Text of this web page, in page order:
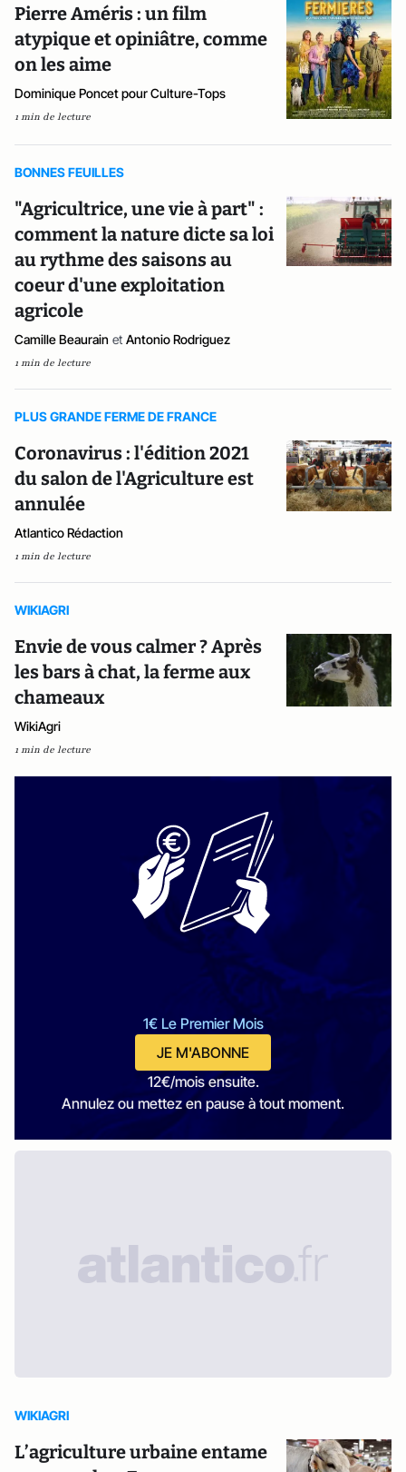
Pierre Améris : un film
atypique et opiniâtre, comme
on les aime
Dominique Poncet pour Culture-Tops
1 min de lecture
BONNES FEUILLES
"Agricultrice, une vie à part" :
comment la nature dicte sa loi
au rythme des saisons au
coeur d'une exploitation
agricole
Camille Beaurain et Antonio Rodriguez
1 min de lecture
PLUS GRANDE FERME DE FRANCE
Coronavirus : l'édition 2021
du salon de l'Agriculture est
annulée
Atlantico Rédaction
1 min de lecture
WIKIAGRI
Envie de vous calmer ? Après
les bars à chat, la ferme aux
chameaux
WikiAgri
1 min de lecture
1€ Le Premier Mois
JE M'ABONNE
12€/mois ensuite.
Annulez ou mettez en pause à tout moment.
WIKIAGRI
L’agriculture urbaine entame